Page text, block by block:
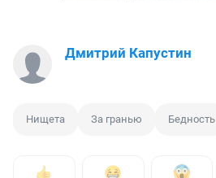
Дмитрий Капустин
Нищета За гранью Бедность